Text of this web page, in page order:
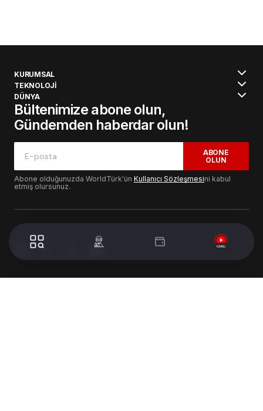
KURUMSAL
TEKNOLOJİ
DÜNYA
Bültenimize abone olun,
Gündemden haberdar olun!
ABONE
OLUN
Abone olduğunuzda WorldTürk'ün Kullanıcı Sözleşmesini kabul
etmiş olursunuz.
© 2024 WorldTurk. Tüm Hakları Saklıdır. - Tasarım & Geliştirme :
Volion's